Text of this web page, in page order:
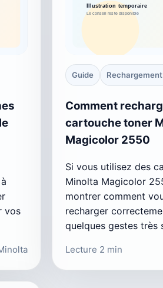
vos
Guide
Comment
cartouche toner
Magicolor 2550
Si vous utilisez des
Minolta Magicolor
montrer comment
recharger
quelques gestes très
Lecture 2 min